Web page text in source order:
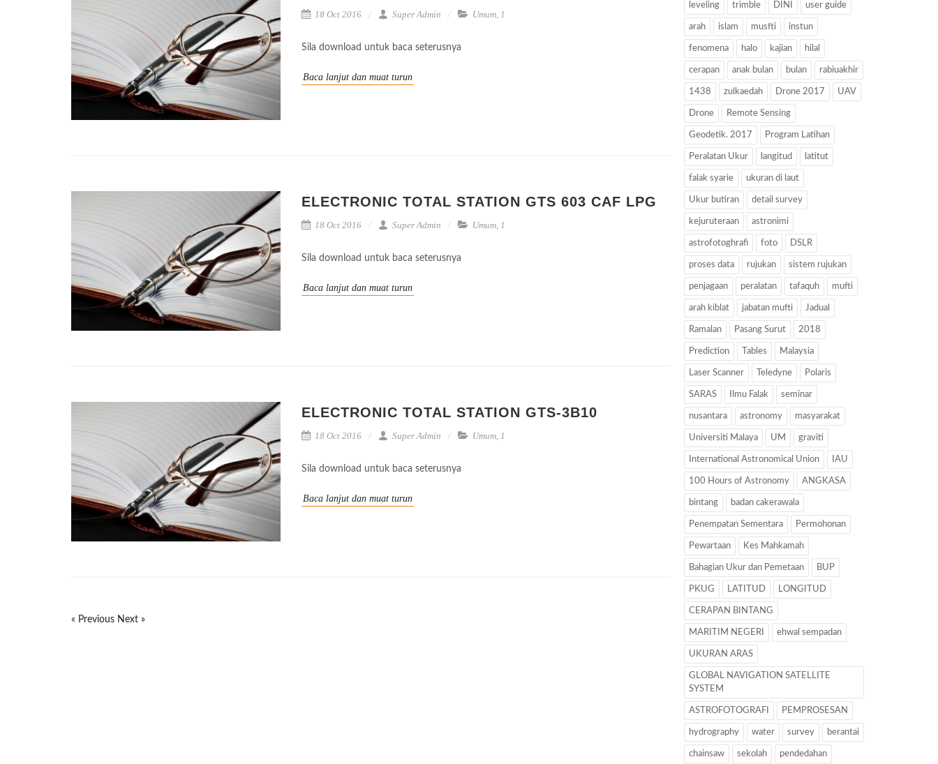
18 Oct 2016 Super Admin Umum 1
Sila download untuk baca seterusnya
Baca lanjut dan muat turun
ELECTRONIC TOTAL STATION GTS 603 CAF LPG
18 Oct 2016 Super Admin Umum 1
Sila download untuk baca seterusnya
Baca lanjut dan muat turun
ELECTRONIC TOTAL STATION GTS-3B10
18 Oct 2016 Super Admin Umum 1
Sila download untuk baca seterusnya
Baca lanjut dan muat turun
« Previous Next »
leveling trimble DINI user guide
arah islam musfti instun
fenomena halo kajian hilal
cerapan anak bulan bulan rabiuakhir
1438 zulkaedah Drone 2017 UAV
Drone Remote Sensing
Geodetik. 2017 Program Latihan
Peralatan Ukur langitud latitut
falak syarie ukuran di laut
Ukur butiran detail survey
kejuruteraan astronimi
astrofotoghrafi foto DSLR
proses data rujukan sistem rujukan
penjagaan peralatan tafaquh mufti
arah kiblat jabatan mufti Jadual
Ramalan Pasang Surut 2018
Prediction Tables Malaysia
Laser Scanner Teledyne Polaris
SARAS Ilmu Falak seminar
nusantara astronomy masyarakat
Universiti Malaya UM graviti
International Astronomical Union IAU
100 Hours of Astronomy ANGKASA
bintang badan cakerawala
Penempatan Sementara Permohonan
Pewartaan Kes Mahkamah
Bahagian Ukur dan Pemetaan BUP
PKUG LATITUD LONGITUD
CERAPAN BINTANG
MARITIM NEGERI ehwal sempadan
UKURAN ARAS
GLOBAL NAVIGATION SATELLITE
SYSTEM
ASTROFOTOGRAFI PEMPROSESAN
hydrography water survey berantai
chainsaw sekolah pendedahan